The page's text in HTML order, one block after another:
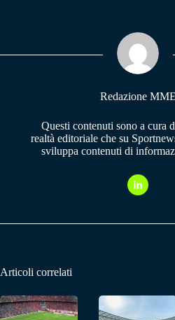
pp m
Redazione MME
Questi contenuti sono a cura
realtà editoriale che su
sviluppa contenuti di
Articoli correlati